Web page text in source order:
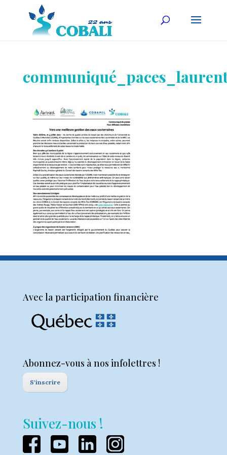
Avec la participation financière
Abonnez-vous à nos infolettres !
S'inscrire
Suivez-nous !